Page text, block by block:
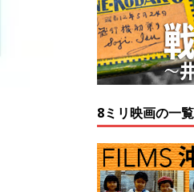
8ミリ映画の一